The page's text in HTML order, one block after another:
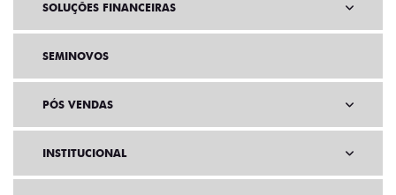
SOLUÇÕES FINANCEIRAS
SEMINOVOS
PÓS VENDAS
INSTITUCIONAL